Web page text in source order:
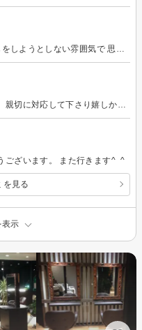
ございます。 また行きます^_^
を見る
表示